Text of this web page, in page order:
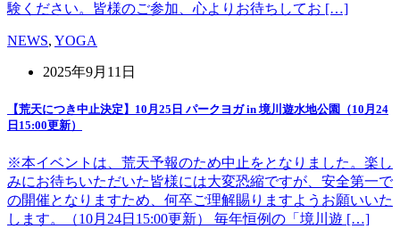
験ください。皆様のご参加、心よりお待ちしてお […]
NEWS, YOGA
2025年9月11日
【荒天につき中止決定】10月25日 パークヨガ in 境川遊水地公園（10月24
日15:00更新）
※本イベントは、荒天予報のため中止をとなりました。楽し
みにお待ちいただいた皆様には大変恐縮ですが、安全第一で
の開催となりますため、何卒ご理解賜りますようお願いいた
します。（10月24日15:00更新） 毎年恒例の「境川遊 […]